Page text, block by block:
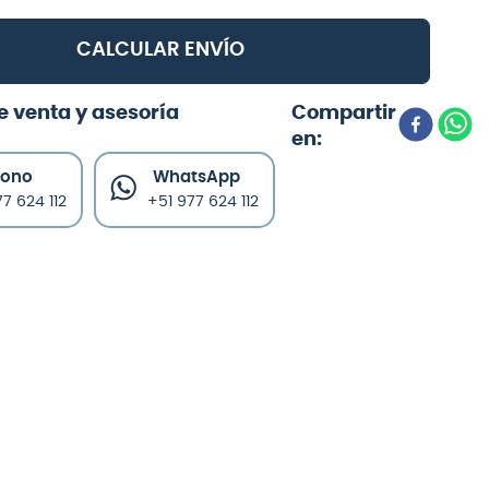
CALCULAR ENVÍO
venta y asesoría
624 112
WhatsApp
+51 977 624 112